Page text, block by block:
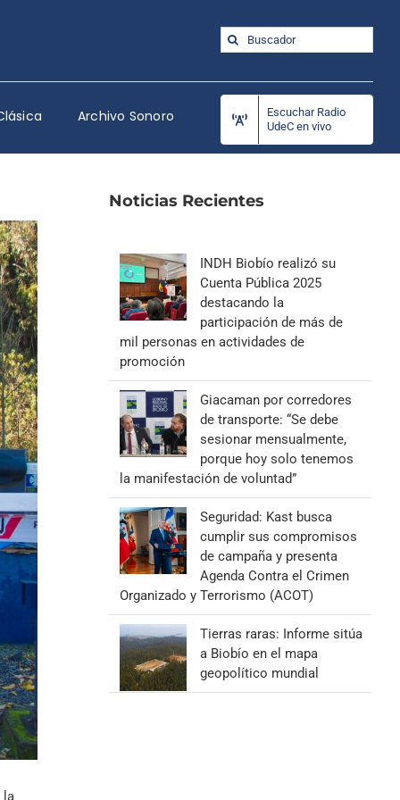
Buscar:
Archivo Sonoro
Escuchar Radio
UdeC en vivo
la
Noticias Recientes
INDH Biobío realizó su
Cuenta Pública 2025
destacando la
participación de más de
mil personas en actividades de
promoción
Giacaman por corredores
de transporte: “Se debe
sesionar mensualmente,
porque hoy solo tenemos
la manifestación de voluntad”
Seguridad: Kast busca
cumplir sus compromisos
de campaña y presenta
Agenda Contra el Crimen
Organizado y Terrorismo (ACOT)
Tierras raras: Informe sitúa
a Biobío en el mapa
geopolítico mundial